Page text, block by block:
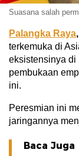
Suasana salah
Palangka Raya,
terkemuka di
eksistensinya di
pembukaan
ini.
Peresmian ini
jaringannya
Baca Juga